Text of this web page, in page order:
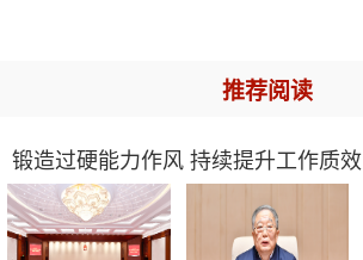
推荐阅读
锻造过硬能力作风 持续提升工作质效